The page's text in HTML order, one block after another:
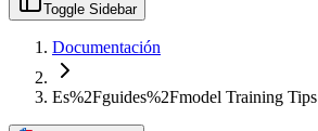
Toggle Sidebar
Documentación
Es%2Fguides%2Fmodel Training Tips